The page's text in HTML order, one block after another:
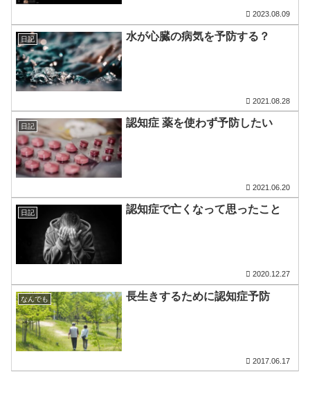
2023.08.09
日記 水が心臓の病気を予防する？
2021.08.28
日記 認知症 薬を使わず予防したい
2021.06.20
日記 認知症で亡くなって思ったこと
2020.12.27
なんでも 長生きするために認知症予防
2017.06.17